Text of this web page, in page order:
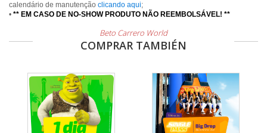
calendário de manutenção clicando aqui;
• ** EM CASO DE NO-SHOW PRODUTO NÃO REEMBOLSÁVEL! **
Beto Carrero World
COMPRAR TAMBIÉN